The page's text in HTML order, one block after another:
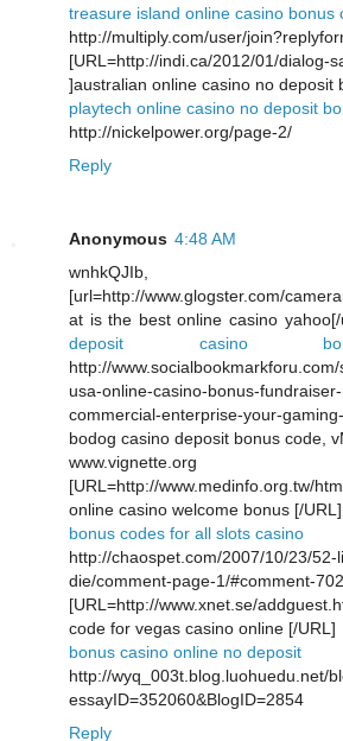
treasure island online casino bonus
http://multiply.com/user/
[URL=http://indi.ca/2012/01/dialog-
]australian online casino no deposit
playtech online casino no deposit
http://nickelpower.org/page-2/
Reply
Anonymous 4:48 AM
wnhkQJIb,
[url=http://www.glogster.com/
at is the best online casino yahoo[/
deposit casino
http://
usa-online-casino-bonus-
commercial-enterprise-your-
bodog casino deposit bonus code,
www.vignette.org
[URL=http://www.medinfo.org.tw/
online casino welcome bonus [/URL]
bonus codes for all slots casino
http://chaospet.com/2007/10/23/52-
die/comment-page-1/#comment-
[URL=http://www.xnet.se/
code for vegas casino online [/URL]
bonus casino online no deposit
http://wyq_003t.blog.luohuedu.net/
essayID=352060&BlogID=2854
Reply